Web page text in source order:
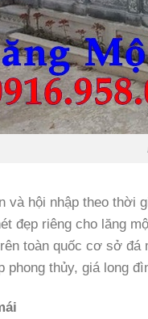
và hội nhập theo thời
đẹp riêng cho lăng
toàn quốc cơ sở
thủy, giá long